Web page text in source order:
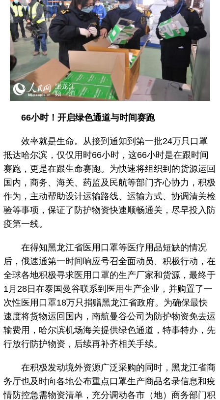
66小时！开启绿色通道与时间赛跑
效率就是生命。从接到通知到第一批24万只口罩
抵达哈尔滨，仅仅用时66小时，这66小时是在跟时间
赛跑，更是在跟生命赛跑。为快速将组织到的货源运回
国内，商务、海关、药监及民航等部门齐心协力，积极
作为，主动帮助设计运输路线、运输方式、协调清关检
验等事项，保证了防护物资快速顺畅通关，尽早投入防
疫第一线。
在得知黑龙江省医用口罩等医疗用品短缺的情况
后，俄速通第一时间响应号召全面动员、积极行动，在
全球各地积极寻求医用口罩的生产厂家和货源，最终于
1月28日在泰国曼谷联系到医用生产企业，并购置了一
次性医用口罩18万只捐赠黑龙江省政府。为确保最快
速度将货物运回国内，南航曼谷公司为防护物资免去运
输费用，哈尔滨机场海关提供绿色通道，特事特办，先
行放行防护物资，后续再补齐相关手续。
在积极发动境外资源广泛采购的同时，黑龙江省商
务厅也及时向各地公布重点口罩生产商品名录信息和疫
情防控急需物资清单，充分调动各市（地）商务部门积